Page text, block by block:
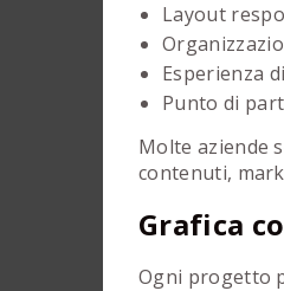
Layout
Esperienza
Punto di
Molte aziende
contenuti,
Grafica
Ogni progetto